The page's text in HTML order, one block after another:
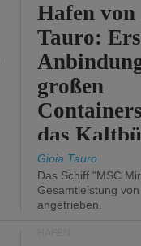
Hafen
Tauro:
großen
das
Gioia Tauro
Das Schiff "MSC
Gesamtleistung
angetrieben.